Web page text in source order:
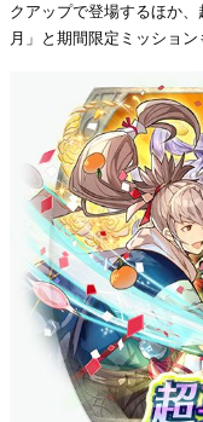
クアップで登場するほか
月」と期間限定ミッション